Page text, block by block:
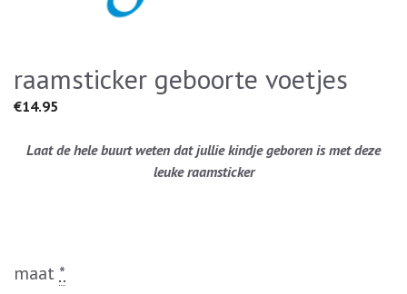
raamsticker geboorte voetjes
€14.95
Laat de hele buurt weten dat jullie kindje geboren is met deze
leuke raamsticker
maat *